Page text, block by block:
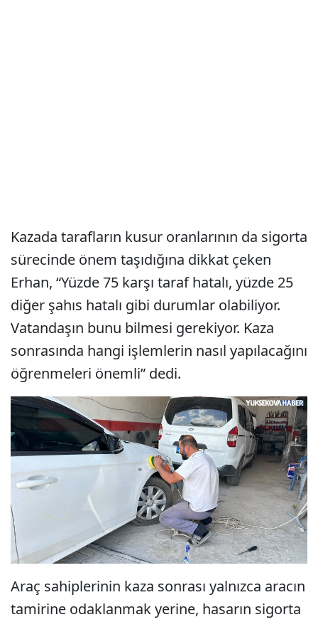
Kazada tarafların kusur oranlarının da sigorta
sürecinde önem taşıdığına dikkat çeken
Erhan, “Yüzde 75 karşı taraf hatalı, yüzde 25
diğer şahıs hatalı gibi durumlar olabiliyor.
Vatandaşın bunu bilmesi gerekiyor. Kaza
sonrasında hangi işlemlerin nasıl yapılacağını
öğrenmeleri önemli” dedi.
Araç sahiplerinin kaza sonrası yalnızca aracın
tamirine odaklanmak yerine, hasarın sigorta